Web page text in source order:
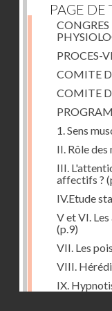
PAGE DE
PROCES-
COMITE
COMITE
1. Sens
II. Rôle
III.
affectifs ?
IV.Etude
V et VI.
(p.9)
VII. Les
VIII.
IX.